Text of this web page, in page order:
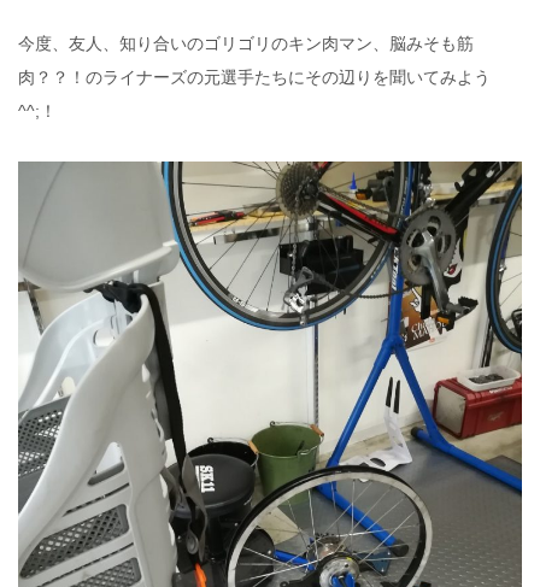
今度、友人、知り合いのゴリゴリのキン肉マン、脳みそも筋
肉？？！のライナーズの元選手たちにその辺りを聞いてみよう
^^;！